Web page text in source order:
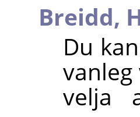
Breidd,
Du
velja